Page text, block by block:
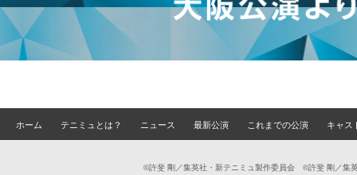
ホーム テニミュとは？ ニュース 最新公演 これまでの公演 キャス
©許斐 剛／集英社・新テニミュ製作委員会 ©許斐 剛／集